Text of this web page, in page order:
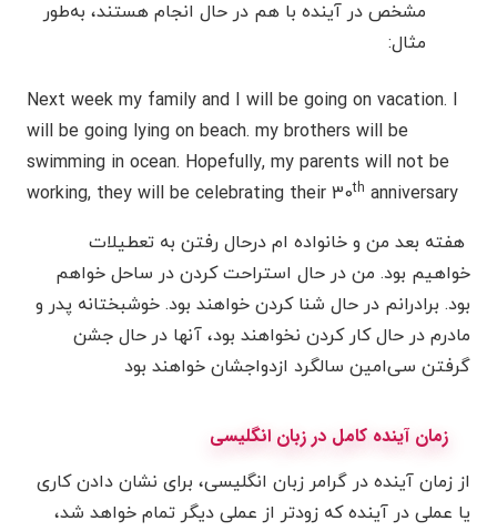
مشخص در آینده با هم در حال انجام هستند، به‌طور
مثال:
Next week my family and I will be going on vacation. I
will be going lying on beach. my brothers will be
swimming in ocean. Hopefully, my parents will not be
working, they will be celebrating their 30th anniversary
هفته بعد من و خانواده ام درحال رفتن به تعطیلات
خواهیم بود. من در حال استراحت کردن در ساحل خواهم
بود. برادرانم در حال شنا کردن خواهند بود. خوشبختانه پدر و
مادرم در حال کار کردن نخواهند بود، آنها در حال جشن
گرفتن سی‌امین سالگرد ازدواجشان خواهند بود
زمان آینده کامل در زبان انگلیسی
از زمان آینده در گرامر زبان انگلیسی، برای نشان دادن کاری
یا عملی در آینده که زودتر از عملی دیگر تمام خواهد شد،